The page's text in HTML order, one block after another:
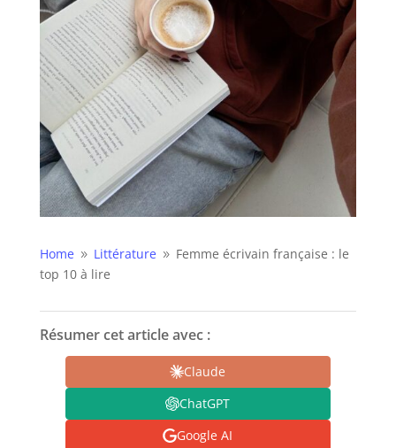
Home 9 Littérature 9 Femme écrivain française : le
top 10 à lire
Résumer cet article avec :
Claude
ChatGPT
Google AI